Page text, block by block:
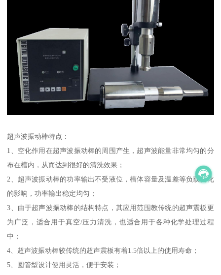
超声波振动棒特点：
1、空化作用在超声波振动棒的周围产生，超声波能量非常均匀的分
布在槽内，从而达到很好的清洗效果；
2、超声波振动棒的功率输出不受液位，槽体容量及温差等负载变化
的影响，功率输出稳定均匀；
3、由于超声波振动棒的结构特点，其应用范围教传统的超声震板更
为广泛，适合用于真空/压力清洗，也适合用于各种化学处理过程
中；
4、超声波振动棒较传统的超声震板有着1.5倍以上的使用寿命；
5、圆管型设计使用灵活，便于安装；